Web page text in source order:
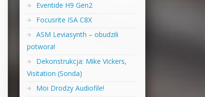
Eventide H9 Gen2
Focusrite ISA C8X
ASM Leviasynth – obudzili
potwora!
Dekonstrukcja: Mike Vickers,
Visitation (Sonda)
Moi Drodzy Audiofile!